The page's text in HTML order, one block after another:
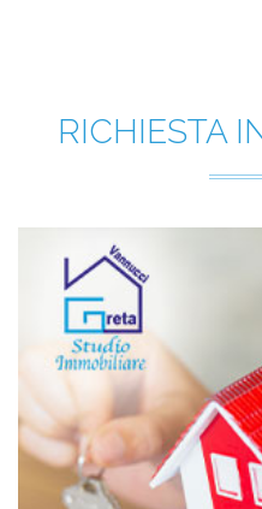
RICHIESTA